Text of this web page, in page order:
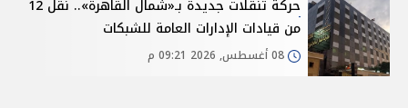
حركة تنقلات جديدة بـ«شمال القاهرة».. نقل 12
من قيادات الإدارات العامة للشبكات